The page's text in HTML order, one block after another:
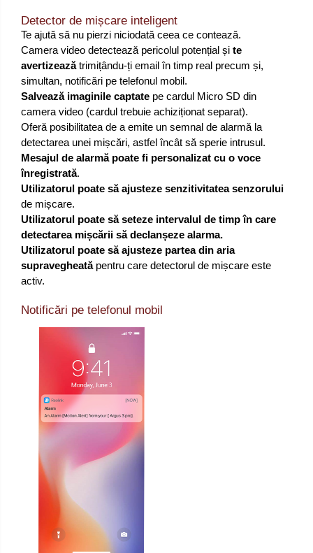
Detector de mișcare inteligent
Te ajută să nu pierzi niciodată ceea ce contează.
Camera video detectează pericolul potențial și te
avertizeazătrimițându-ți email în timp real precum și,
simultan, notificări pe telefonul mobil.
Salvează imaginile captate pe cardul Micro SD din
camera video (cardul trebuie achiziționat separat).
Oferă posibilitatea de a emite un semnal de alarmă la
detectarea unei mișcări, astfel încât să sperie intrusul.
Mesajul de alarmă poate fi personalizat cu o voce
înregistrată.
Utilizatorul poate să ajusteze senzitivitatea senzorului
de mișcare.
Utilizatorul poate să seteze intervalul de timp în care
detectarea mișcării să declanșeze alarma.
Utilizatorul poate să ajusteze partea din aria
supravegheatăpentru care detectorul de mișcare este
activ.
Notificări pe telefonul mobil